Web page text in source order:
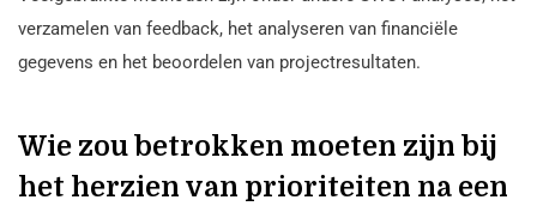
verzamelen van feedback, het analyseren van financiële
gegevens en het beoordelen van projectresultaten.
Wie zou betrokken moeten zijn bij
het herzien van prioriteiten na een